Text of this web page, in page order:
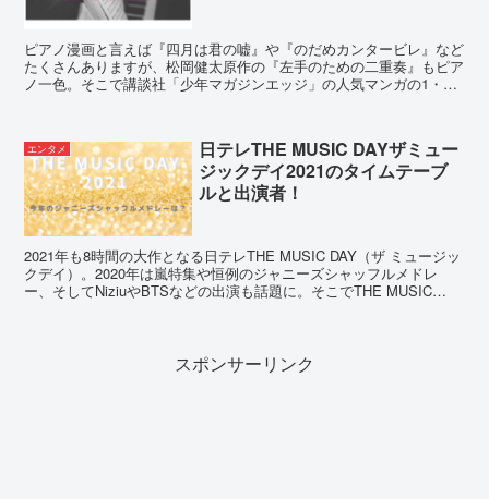
ピアノ漫画と言えば『四月は君の嘘』や『のだめカンタービレ』など
たくさんありますが、松岡健太原作の『左手のための二重奏』もピア
ノ一色。そこで講談社「少年マガジンエッジ」の人気マンガの1・
エンタメ
日テレTHE MUSIC DAYザミュー
ジックデイ2021のタイムテーブ
ルと出演者！
2021年も8時間の大作となる日テレTHE MUSIC DAY（ザ ミュージッ
クデイ）。2020年は嵐特集や恒例のジャニーズシャッフルメドレ
ー、そしてNiziuやBTSなどの出演も話題に。そこでTHE MUSIC
スポンサーリンク